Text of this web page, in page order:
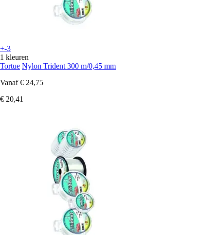
+-3
1 kleuren
Tortue Nylon Trident 300 m/0,45 mm
Vanaf € 24,75
€ 20,41